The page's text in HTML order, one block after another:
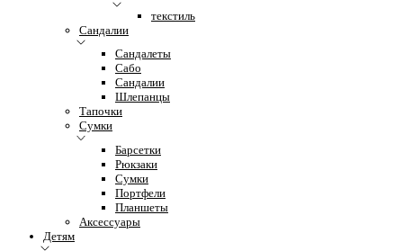
текстиль
Сандалии
Сандалеты
Сабо
Сандалии
Шлепанцы
Тапочки
Сумки
Барсетки
Рюкзаки
Сумки
Портфели
Планшеты
Аксессуары
Детям